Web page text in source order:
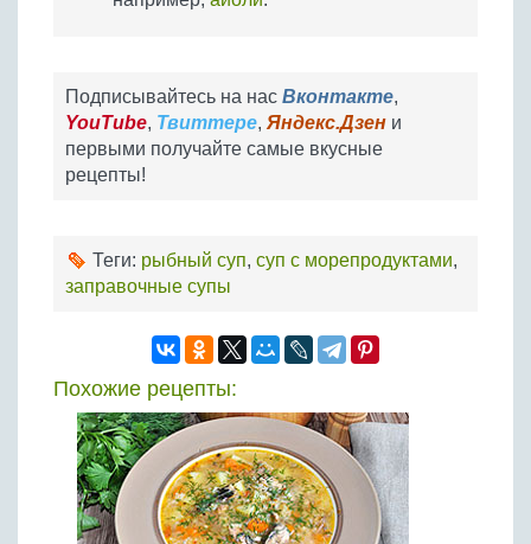
Подписывайтесь на нас Вконтакте,
YouTube, Твиттере, Яндекс.Дзен и
первыми получайте самые вкусные
рецепты!
Теги: рыбный суп, суп с морепродуктами,
заправочные супы
Похожие рецепты: